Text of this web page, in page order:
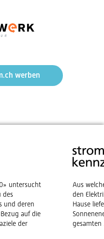
werben
untersucht
des
und deren
auf die
der
Aus
den
Hause
gesamten